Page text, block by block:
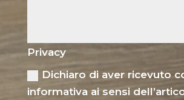
Privacy
Dichiaro di aver ricevuto
informativa ai sensi